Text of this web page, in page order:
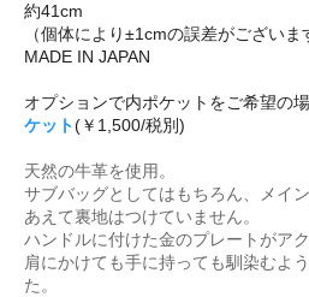
約41cm
（個体により±1cmの誤差がございま
MADE IN JAPAN
オプションで内ポケットをご希望
ケット(￥1,500/税別)
天然の牛革を使用。
サブバッグとしてはもちろん、メイ
あえて裏地はつけていません。
ハンドルに付けた金のプレートがア
肩にかけても手に持っても馴染むよ
た。